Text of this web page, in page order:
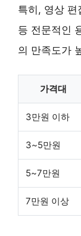
특히, 영상 편
등 전문적인
의 만족도가
가격대
3만원 이하
3~5만원
5~7만원
7만원 이상